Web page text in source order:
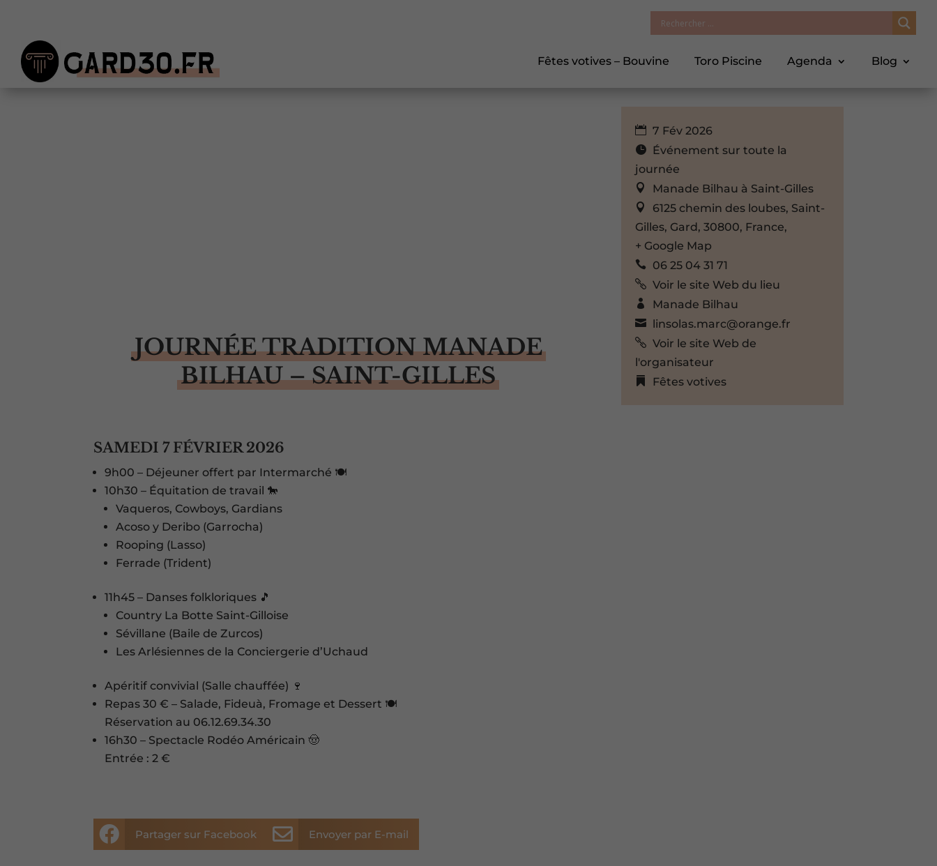
Fêtes votives – Bouvine Toro Piscine Agenda Blog
JOURNÉE TRADITION MANADE
BILHAU – SAINT-GILLES
SAMEDI 7 FÉVRIER 2026
9h00 – Déjeuner offert par Intermarché 🍽️
10h30 – Équitation de travail 🐎
Vaqueros, Cowboys, Gardians
Acoso y Deribo (Garrocha)
Rooping (Lasso)
Ferrade (Trident)
11h45 – Danses folkloriques 🎵
Country La Botte Saint-Gilloise
Sévillane (Baile de Zurcos)
Les Arlésiennes de la Conciergerie d’Uchaud
Apéritif convivial (Salle chauffée) 🍷
Repas 30 € – Salade, Fideuà, Fromage et Dessert 🍽️
Réservation au 06.12.69.34.30
16h30 – Spectacle Rodéo Américain 🤠
Entrée : 2 €
 Partager sur Facebook  Envoyer par E-mail
7 Fév 2026
Événement sur toute la
journée
Manade Bilhau à Saint-Gilles
6125 chemin des loubes, Saint-
Gilles, Gard, 30800, France,
+ Google Map
06 25 04 31 71
Voir le site Web du lieu
Manade Bilhau
linsolas.marc@orange.fr
Voir le site Web de
l'organisateur
Fêtes votives